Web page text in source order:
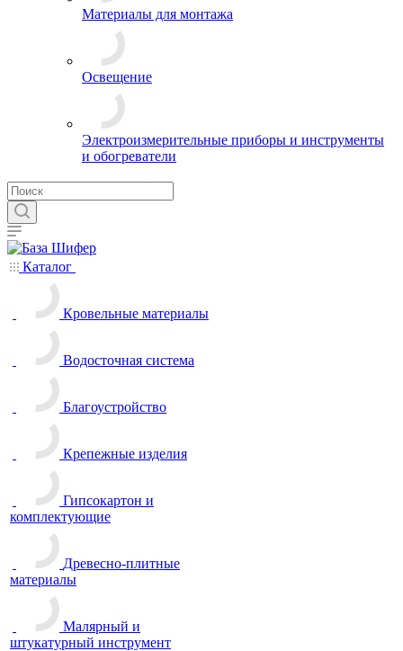
Материалы для монтажа
Освещение
Электроизмерительные приборы и инструменты
и обогреватели
Каталог
Кровельные материалы
Водосточная система
Благоустройство
Крепежные изделия
Гипсокартон и
комплектующие
Древесно-плитные
материалы
Малярный и
штукатурный инструмент